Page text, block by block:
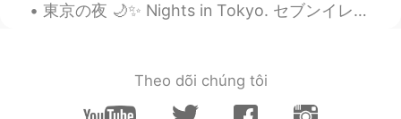
莉子 2020.03.03 03:49
Madhuriマドゥリ 2020.03.03 03:48
東京の夜 🌙✨ Nights in Tokyo. セブンイレブンからのお気に入りのアルコール飲料は何ですか What is your favourite alcoholic drink fro...
Theo dõi chúng tôi